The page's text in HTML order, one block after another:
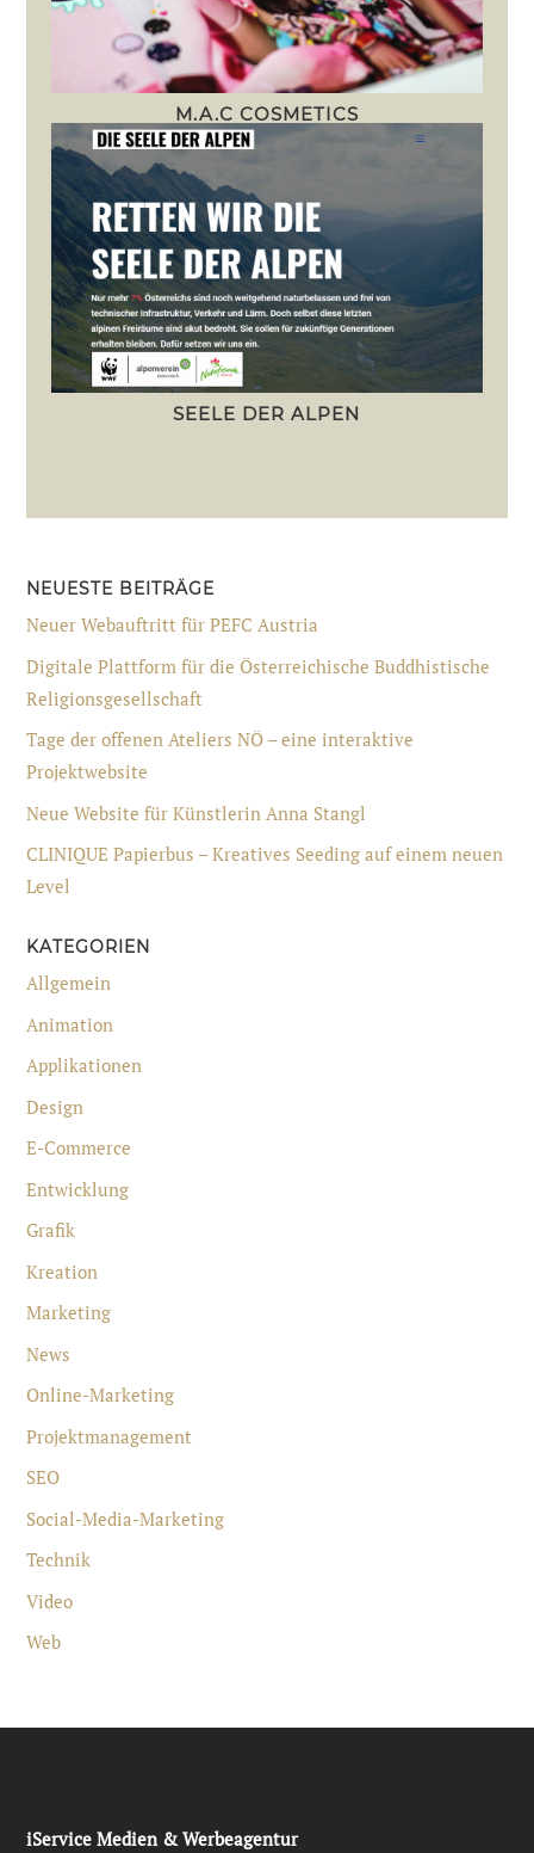
M.A.C COSMETICS
SEELE DER ALPEN
NEUESTE BEITRÄGE
Neuer Webauftritt für PEFC Austria
Digitale Plattform für die Österreichische Buddhistische
Religionsgesellschaft
Tage der offenen Ateliers NÖ – eine interaktive
Projektwebsite
Neue Website für Künstlerin Anna Stangl
CLINIQUE Papierbus – Kreatives Seeding auf einem neuen
Level
KATEGORIEN
Allgemein
Animation
Applikationen
Design
E-Commerce
Entwicklung
Grafik
Kreation
Marketing
News
Online-Marketing
Projektmanagement
SEO
Social-Media-Marketing
Technik
Video
Web
iService Medien & Werbeagentur